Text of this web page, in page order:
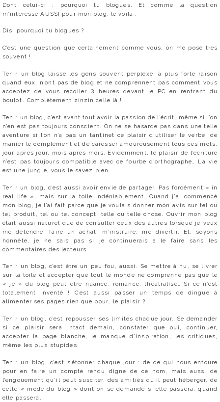
Dont celui-ci : pourquoi tu blogues. Et comme la question
m’intéresse AUSSI pour mon blog, le voilà :
Dis, pourquoi tu blogues ?
C’est une question que certainement comme vous, on me pose très
souvent !
Tenir un blog laisse les gens souvent perplexe, à plus forte raison
quand eux, n’ont pas de blog et ne comprennent pas comment vous
acceptez de vous recoller 3 heures devant le PC en rentrant du
boulot… Complètement zinzin celle là !
Tenir un blog, c’est avant tout avoir la passion de l’écrit, même si l’on
n’en est pas toujours conscient. On ne se hasarde pas dans une telle
aventure si l’on n’a pas un tantinet ce plaisir d’utiliser le verbe, de
manier le complément et de caresser amoureusement tous ces mots,
jour après jour, mois après mois. Evidemment, le plaisir de l’écriture
n’est pas toujours compatible avec ce fourbe d’orthographe… La vie
est une jungle, vous le savez bien.
Tenir un blog, c’est aussi avoir envie de partager. Pas forcément « in
real life », mais sur la toile indéniablement. Quand j’ai commencé
mon blog, je l’ai fait parce que je voulais donner mon avis sur tel ou
tel produit, tel ou tel concept, telle ou telle chose. Ouvrir mon blog
était aussi naturel que de consulter ceux des autres lorsque je veux
me détendre, faire un achat, m’instruire, me divertir. Et, soyons
honnête, je ne sais pas si je continuerais à le faire sans les
commentaires des lecteurs.
Tenir un blog, c’est être un peu fou, aussi. Se mettre à nu, se livrer
sur la toile et accepter que tout le monde ne comprenne pas que le
« je » du blog peut être nuancé, romancé, théâtralisé… Si ce n’est
totalement inventé ! C’est aussi passer un temps de dingue à
alimenter ses pages rien que pour… le plaisir ?
Tenir un blog, c’est repousser ses limites chaque jour. Se demander
si ce plaisir sera intact demain, constater que oui, continuer,
accepter la page blanche, le manque d’inspiration, les critiques,
même les plus stupides.
Tenir un blog, c’est s’étonner chaque jour : de ce qui nous entoure
pour en faire un compte rendu digne de ce nom, mais aussi de
l’engouement qu’il peut susciter, des amitiés qu’il peut héberger, de
cette « mode du blog » dont on se demande si elle passera, quand
elle passera…